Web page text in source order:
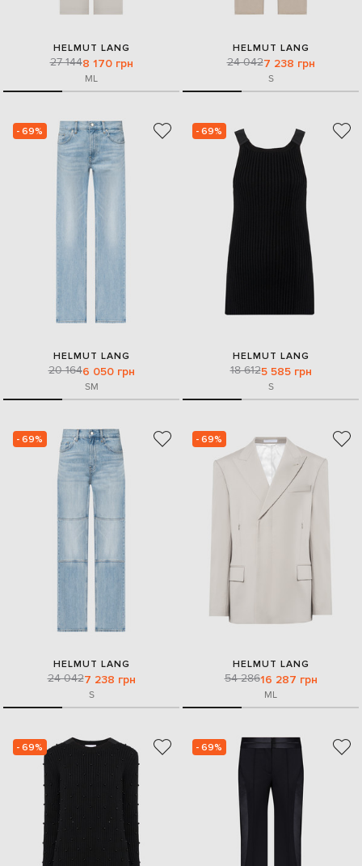
HELMUT LANG
27 1448 170 грн
ML
HELMUT LANG
24 0427 238 грн
S
- 69%
HELMUT LANG
20 1646 050 грн
SM
- 69%
HELMUT LANG
18 6125 585 грн
S
- 69%
HELMUT LANG
24 0427 238 грн
S
- 69%
HELMUT LANG
54 28616 287 грн
ML
- 69% - 69%